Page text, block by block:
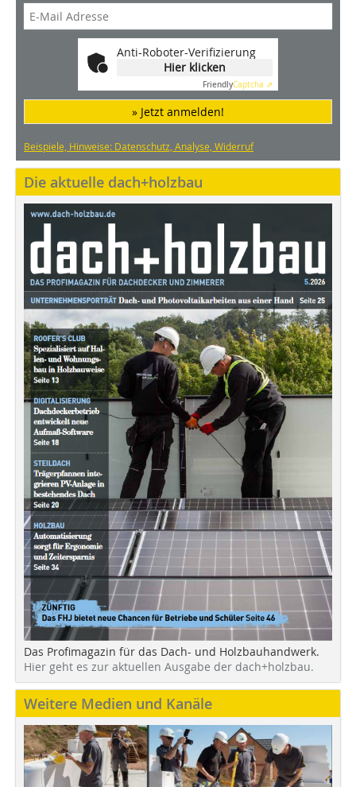
Anti-Roboter-Verifizierung
Hier klicken
FriendlyCaptcha ⇗
» Jetzt anmelden!
Beispiele, Hinweise: Datenschutz, Analyse, Widerruf
Die aktuelle dach+holzbau
Das Profimagazin für das Dach- und Holzbauhandwerk.
Hier geht es zur aktuellen Ausgabe der dach+holzbau.
Weitere Medien und Kanäle